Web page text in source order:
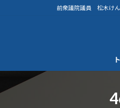
前衆議院議員 松木け